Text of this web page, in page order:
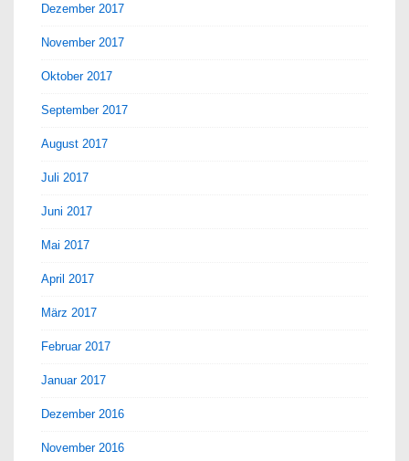
Dezember 2017
November 2017
Oktober 2017
September 2017
August 2017
Juli 2017
Juni 2017
Mai 2017
April 2017
März 2017
Februar 2017
Januar 2017
Dezember 2016
November 2016